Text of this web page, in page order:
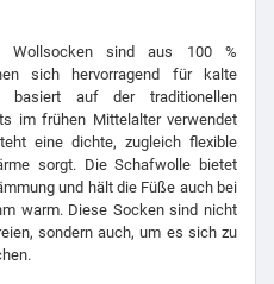
Wollsocken sind aus 100 %
sich hervorragend für kalte
basiert auf der traditionellen
im frühen Mittelalter verwendet
eine dichte, zugleich flexible
sorgt. Die Schafwolle bietet
und hält die Füße auch bei
warm. Diese Socken sind nicht
sondern auch, um es sich zu